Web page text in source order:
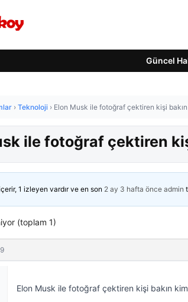
Güncel
› Teknoloji › Elon Musk ile fotoğraf çektiren kişi bakın
ile fotoğraf çektiren
1 izleyen vardır ve en son 2 ay 3 hafta önce admin
(toplam 1)
Elon Musk ile fotoğraf çektiren kişi bakın kim